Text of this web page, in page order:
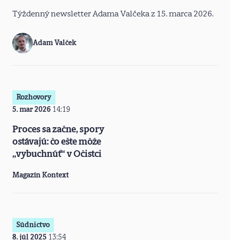
Týždenný newsletter Adama Valčeka z 15. marca 2026.
Adam Valček
Rozhovory
5. mar 2026 14:19
Proces sa začne, spory
ostávajú: čo ešte môže
„vybuchnúť“ v Očistci
Magazín Kontext
Súdnictvo
8. júl 2025 13:54